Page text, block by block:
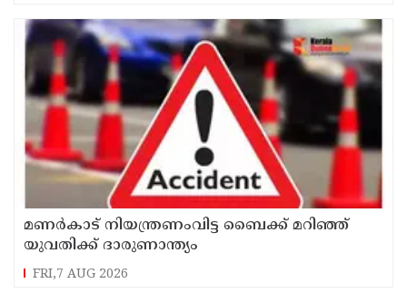
മണർകാട് നിയന്ത്രണംവിട്ട ബൈക്ക് മറിഞ്ഞ്
യുവതിക്ക് ദാരുണാന്ത്യം
FRI,7 AUG 2026